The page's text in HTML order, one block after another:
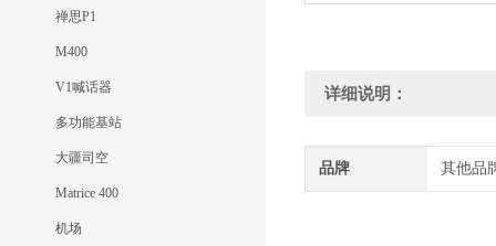
禅思P1
M400
V1喊话器
多功能基站
大疆司空
Matrice 400
机场
详细说明：
品牌 其他品